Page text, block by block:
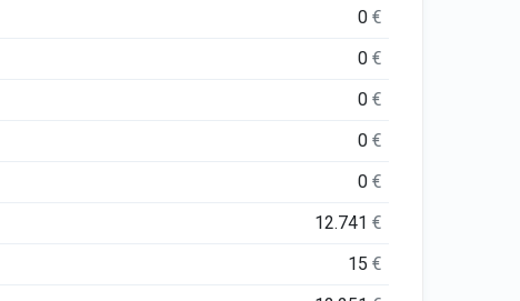
0€
0€
0€
0€
0€
12.741€
15€